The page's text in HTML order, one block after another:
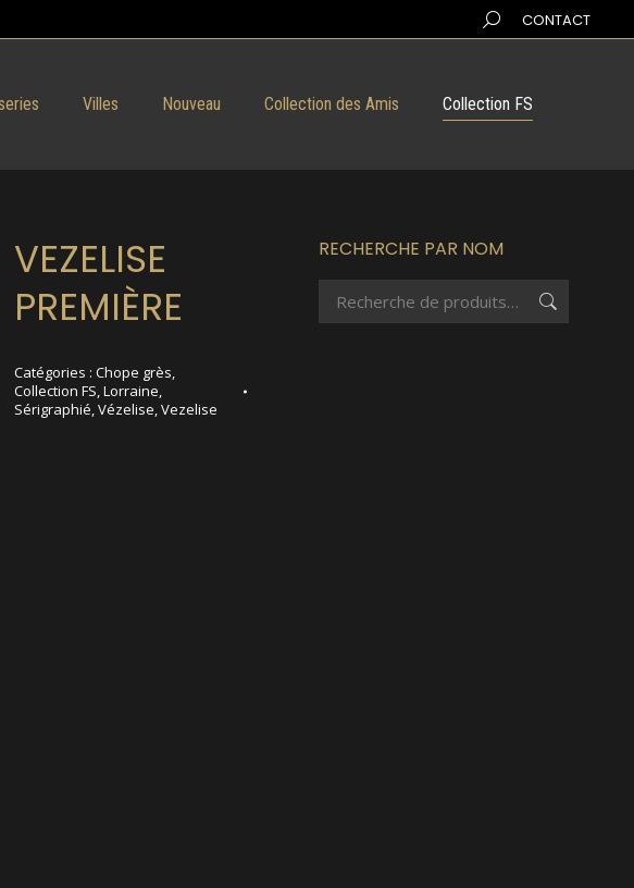
Search:CONTACT
Villes Nouveau Collection des Amis Collection FS
VEZELISE
PREMIÈRE
Catégories : Chope grès,
Collection FS,Lorraine,
Sérigraphié,Vézelise,Vezelise
RECHERCHE PAR NOM